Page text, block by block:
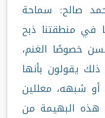
صالح: سماحة
في منطقتنا ذبح
خصوصًا الغنم،
يقولون بأنها
شبهه، معللين
هذه البهيمة من